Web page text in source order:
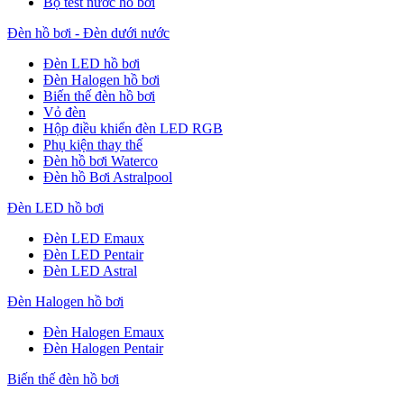
Đèn hồ bơi - Đèn dưới nước
Đèn LED hồ bơi
Đèn Halogen hồ bơi
Biến thế đèn hồ bơi
Vỏ đèn
Hộp điều khiển đèn LED RGB
Phụ kiện thay thế
Đèn hồ bơi Waterco
Đèn hồ Bơi Astralpool
Đèn LED hồ bơi
Đèn LED Emaux
Đèn LED Pentair
Đèn LED Astral
Đèn Halogen hồ bơi
Đèn Halogen Emaux
Đèn Halogen Pentair
Biến thế đèn hồ bơi